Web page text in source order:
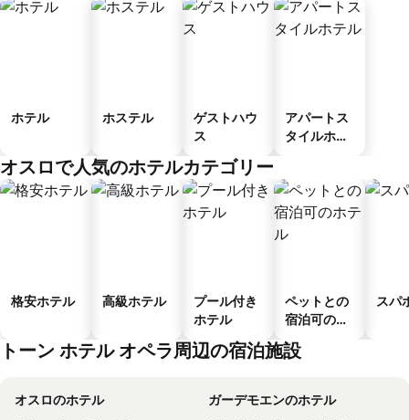
ホテル ホステル
ゲストハウ
ス
アパートス
タイルホテ
オスロで人気のホテルカテゴリー
格安ホテル 高級ホテル
プール付き
ホテル
ペットとの
宿泊可のホ
テル
スパ
トーン ホテル オペラ周辺の宿泊施設
オスロのホテル
ガーデモエンのホテル